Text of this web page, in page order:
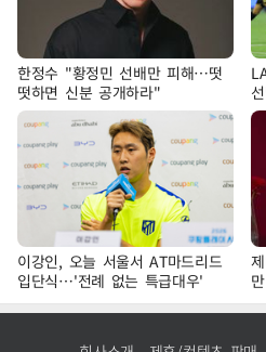
한정수 "황정민 선배만 피해…떳
떳하면 신분 공개하라"
이강인, 오늘 서울서 AT마드리드
입단식…'전례 없는 특급대우'